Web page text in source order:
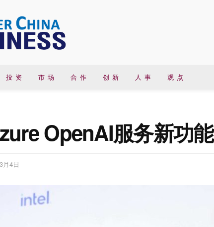
投 资 市 场 合 作 创 新 人 事 观 点
OpenAI服务新功能
月4日